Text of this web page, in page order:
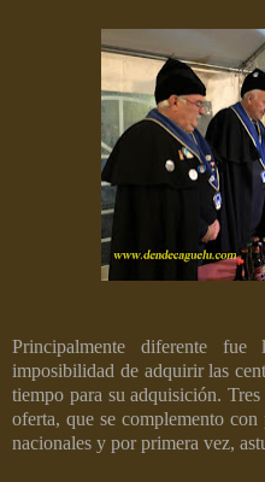
Principalmente diferente
imposibilidad de adquirir las
tiempo para su adquisición.
oferta, que se complemento con
nacionales y por primera vez,